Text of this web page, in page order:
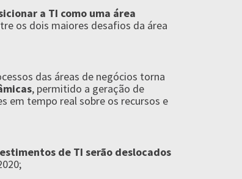
a TI como uma área
os dois maiores desafios da área
das áreas de negócios torna
, permitido a geração de
em tempo real sobre os recursos e
de TI serão deslocados